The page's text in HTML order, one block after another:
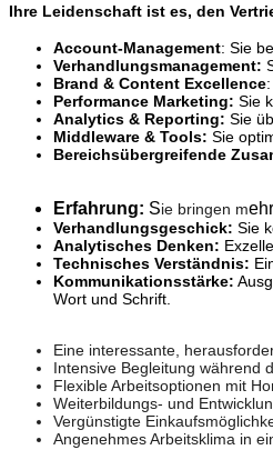
Ihre Leidenschaft ist es, den
Account-Management: Sie
Verhandlungsmanagement:
Brand & Content Excellence
Performance Marketing: Sie
Analytics & Reporting: Sie
Middleware & Tools: Sie
Bereichsübergreifende
Erfahrung: Sie bringen m
Verhandlungsgeschick: Sie
Analytisches Denken:
Technisches Verständnis:
Kommunikationsstärke:
Wort und Schrift.
Eine interessante,
Intensive Begleitung während
Flexible Arbeitsoptionen mit
Weiterbildungs- und
Vergünstigte
Angenehmes Arbeitsklima in